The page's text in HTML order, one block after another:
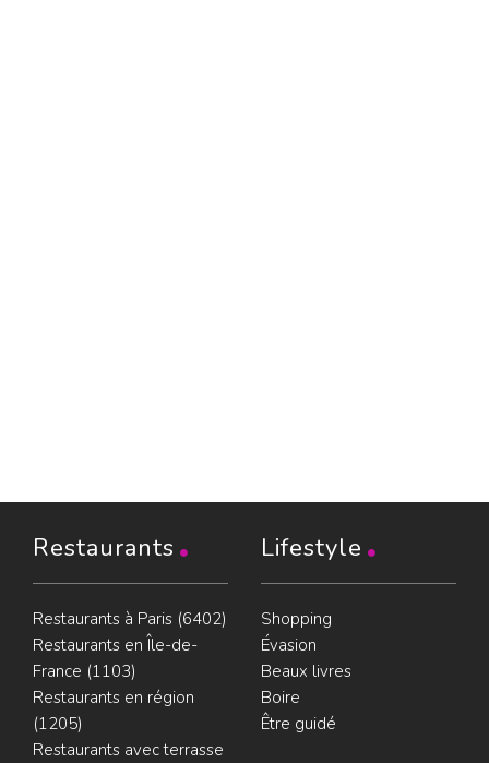
Restaurants
Restaurants à Paris (6402)
Restaurants en Île-de-
France (1103)
Restaurants en région
(1205)
Restaurants avec terrasse
Lifestyle
Shopping
Évasion
Beaux livres
Boire
Être guidé